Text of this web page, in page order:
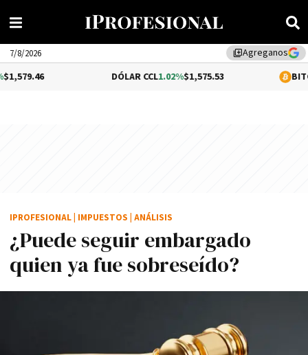
library_addAgreganos
7/8/2026
1.02%$1,575.53 BITCOIN-0.3%
¿Puede seguir embargado
quien ya fue sobreseído?
IPROFESIONAL IMPUESTOS ANÁLISIS